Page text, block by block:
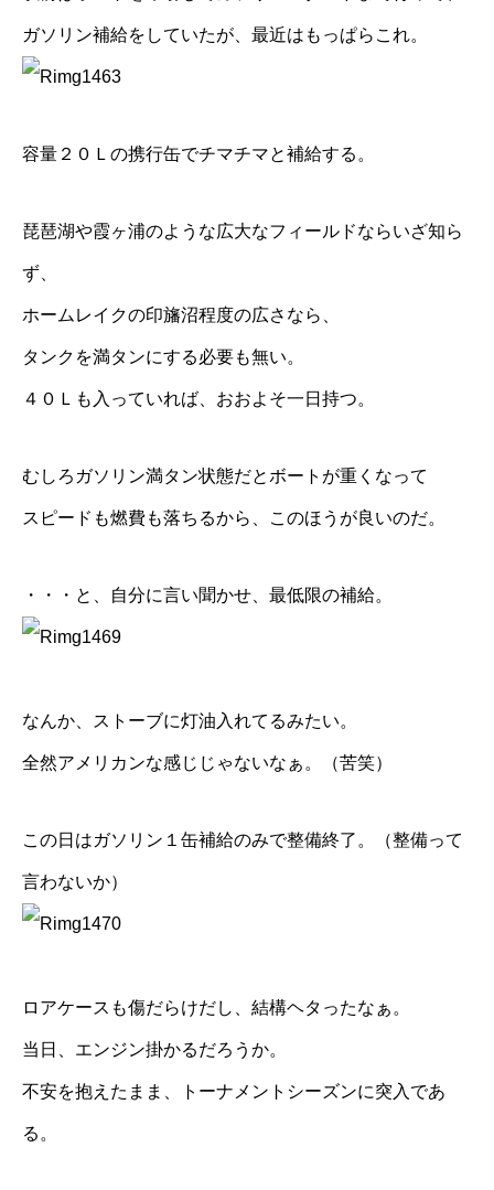
ガソリン補給をしていたが、最近はもっぱらこれ。
容量２０Ｌの携行缶でチマチマと補給する。
琵琶湖や霞ヶ浦のような広大なフィールドならいざ知ら
ず、
ホームレイクの印旛沼程度の広さなら、
タンクを満タンにする必要も無い。
４０Ｌも入っていれば、おおよそ一日持つ。
むしろガソリン満タン状態だとボートが重くなって
スピードも燃費も落ちるから、このほうが良いのだ。
・・・と、自分に言い聞かせ、最低限の補給。
なんか、ストーブに灯油入れてるみたい。
全然アメリカンな感じじゃないなぁ。（苦笑）
この日はガソリン１缶補給のみで整備終了。（整備って
言わないか）
ロアケースも傷だらけだし、結構ヘタったなぁ。
当日、エンジン掛かるだろうか。
不安を抱えたまま、トーナメントシーズンに突入であ
る。